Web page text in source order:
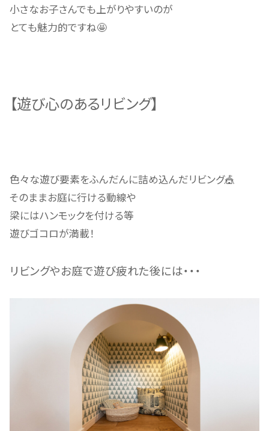
小さなお子さんでも上がりやすいのが
とても魅力的ですね🤩
【遊び心のあるリビング】
色々な遊び要素をふんだんに詰め込んだリビング🎪
そのままお庭に行ける動線や
梁にはハンモックを付ける等
遊びゴコロが満載！
リビングやお庭で遊び疲れた後には・・・